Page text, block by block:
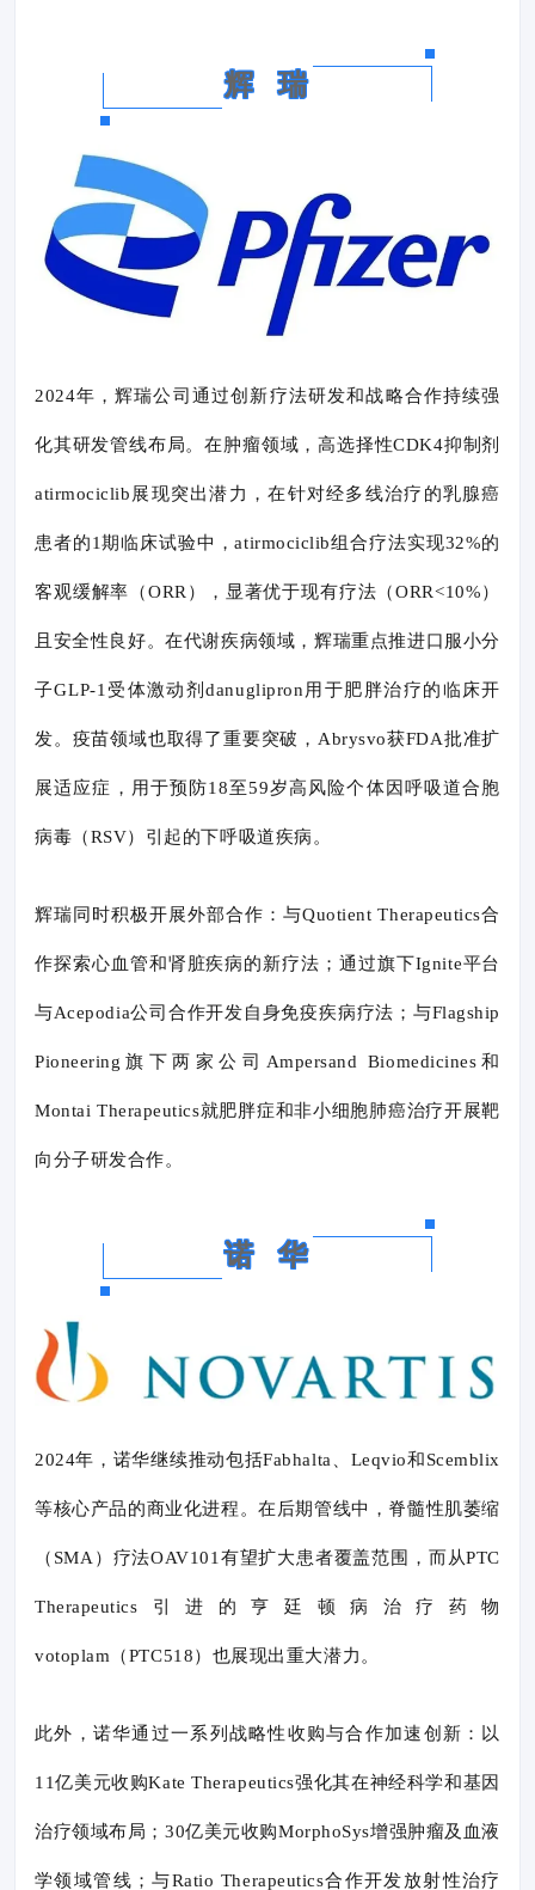
辉 瑞
2024年，辉瑞公司通过创新疗法研发和战略合作持续强
化其研发管线布局。在肿瘤领域，高选择性CDK4抑制剂
atirmociclib展现突出潜力，在针对经多线治疗的乳腺癌
患者的1期临床试验中，atirmociclib组合疗法实现32%的
客观缓解率（ORR），显著优于现有疗法（ORR<10%）
且安全性良好。在代谢疾病领域，辉瑞重点推进口服小分
子GLP-1受体激动剂danuglipron用于肥胖治疗的临床开
发。疫苗领域也取得了重要突破，Abrysvo获FDA批准扩
展适应症，用于预防18至59岁高风险个体因呼吸道合胞
病毒（RSV）引起的下呼吸道疾病。
辉瑞同时积极开展外部合作：与Quotient Therapeutics合
作探索心血管和肾脏疾病的新疗法；通过旗下Ignite平台
与Acepodia公司合作开发自身免疫疾病疗法；与Flagship
Pioneering旗下两家公司Ampersand Biomedicines和
Montai Therapeutics就肥胖症和非小细胞肺癌治疗开展靶
向分子研发合作。
诺 华
2024年，诺华继续推动包括Fabhalta、Leqvio和Scemblix
等核心产品的商业化进程。在后期管线中，脊髓性肌萎缩
（SMA）疗法OAV101有望扩大患者覆盖范围，而从PTC
Therapeutics引进的亨廷顿病治疗药物
votoplam（PTC518）也展现出重大潜力。
此外，诺华通过一系列战略性收购与合作加速创新：以
11亿美元收购Kate Therapeutics强化其在神经科学和基因
治疗领域布局；30亿美元收购MorphoSys增强肿瘤及血液
学领域管线；与Ratio Therapeutics合作开发放射性治疗